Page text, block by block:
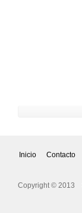
Inicio Contacto
Copyright © 2013